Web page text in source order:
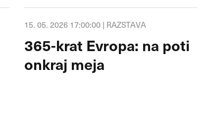
15. 05. 2026 17:00:00 | RAZSTAVA
365-krat Evropa: na poti
onkraj meja